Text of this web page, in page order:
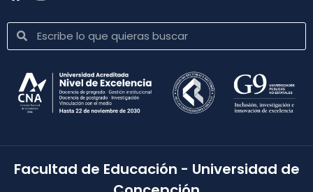
Facultad de Educación - Universidad de